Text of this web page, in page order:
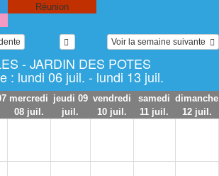
Réunion
Voir la semaine suivante
- JARDIN DES POTES
: lundi 06 juil. - lundi 13 juil.
mercredi
08 juil.
jeudi 09
juil.
vendredi
10 juil.
samedi
11 juil.
dimanche
12 juil.